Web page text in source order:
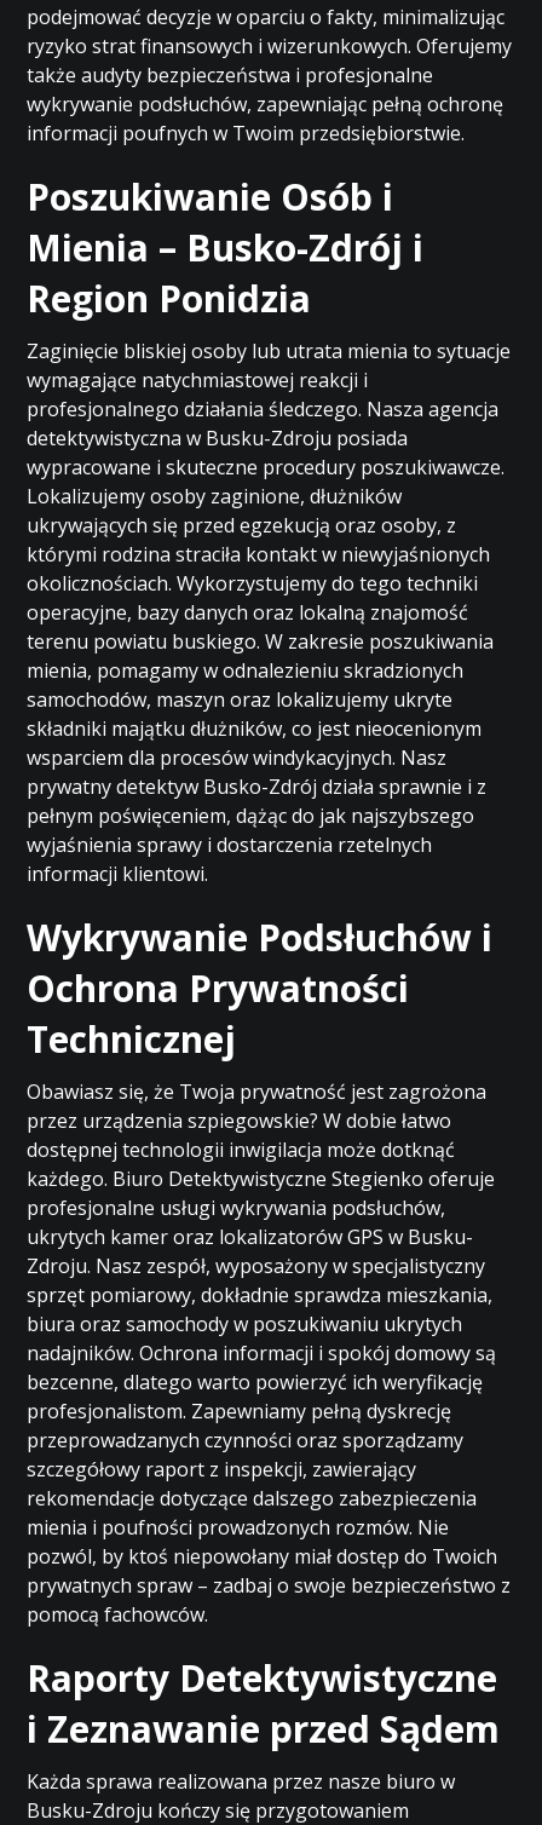
podejmować decyzje w oparciu o fakty, minimalizując
ryzyko strat finansowych i wizerunkowych. Oferujemy
także audyty bezpieczeństwa i profesjonalne
wykrywanie podsłuchów, zapewniając pełną ochronę
informacji poufnych w Twoim przedsiębiorstwie.
Poszukiwanie Osób i
Mienia – Busko-Zdrój i
Region Ponidzia
Zaginięcie bliskiej osoby lub utrata mienia to sytuacje
wymagające natychmiastowej reakcji i
profesjonalnego działania śledczego. Nasza agencja
detektywistyczna w Busku-Zdroju posiada
wypracowane i skuteczne procedury poszukiwawcze.
Lokalizujemy osoby zaginione, dłużników
ukrywających się przed egzekucją oraz osoby, z
którymi rodzina straciła kontakt w niewyjaśnionych
okolicznościach. Wykorzystujemy do tego techniki
operacyjne, bazy danych oraz lokalną znajomość
terenu powiatu buskiego. W zakresie poszukiwania
mienia, pomagamy w odnalezieniu skradzionych
samochodów, maszyn oraz lokalizujemy ukryte
składniki majątku dłużników, co jest nieocenionym
wsparciem dla procesów windykacyjnych. Nasz
prywatny detektyw Busko-Zdrój działa sprawnie i z
pełnym poświęceniem, dążąc do jak najszybszego
wyjaśnienia sprawy i dostarczenia rzetelnych
informacji klientowi.
Wykrywanie Podsłuchów i
Ochrona Prywatności
Technicznej
Obawiasz się, że Twoja prywatność jest zagrożona
przez urządzenia szpiegowskie? W dobie łatwo
dostępnej technologii inwigilacja może dotknąć
każdego. Biuro Detektywistyczne Stegienko oferuje
profesjonalne usługi wykrywania podsłuchów,
ukrytych kamer oraz lokalizatorów GPS w Busku-
Zdroju. Nasz zespół, wyposażony w specjalistyczny
sprzęt pomiarowy, dokładnie sprawdza mieszkania,
biura oraz samochody w poszukiwaniu ukrytych
nadajników. Ochrona informacji i spokój domowy są
bezcenne, dlatego warto powierzyć ich weryfikację
profesjonalistom. Zapewniamy pełną dyskrecję
przeprowadzanych czynności oraz sporządzamy
szczegółowy raport z inspekcji, zawierający
rekomendacje dotyczące dalszego zabezpieczenia
mienia i poufności prowadzonych rozmów. Nie
pozwól, by ktoś niepowołany miał dostęp do Twoich
prywatnych spraw – zadbaj o swoje bezpieczeństwo z
pomocą fachowców.
Raporty Detektywistyczne
i Zeznawanie przed Sądem
Każda sprawa realizowana przez nasze biuro w
Busku-Zdroju kończy się przygotowaniem